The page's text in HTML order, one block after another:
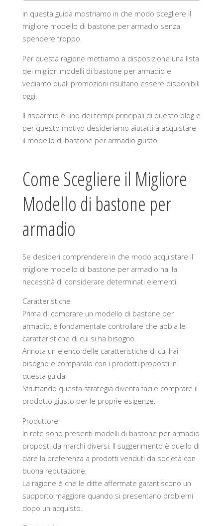
in questa guida mostriamo in che modo scegliere il
migliore modello di bastone per armadio senza
spendere troppo.
Per questa ragione mettiamo a disposizione una lista
dei migliori modelli di bastone per armadio e
vediamo quali promozioni risultano essere disponibili
oggi.
Il risparmio è uno dei tempi principali di questo blog e
per questo motivo desideriamo aiutarti a acquistare
il modello di bastone per armadio giusto.
Come Scegliere il Migliore
Modello di bastone per
armadio
Se desideri comprendere in che modo acquistare il
migliore modello di bastone per armadio hai la
necessità di considerare determinati elementi.
Caratteristiche
Prima di comprare un modello di bastone per
armadio, è fondamentale controllare che abbia le
caratteristiche di cui si ha bisogno.
Annota un elenco delle caratteristiche di cui hai
bisogno e comparalo con i prodotti proposti in
questa guida.
Sfruttando questa strategia diventa facile comprare il
prodotto giusto per le proprie esigenze.
Produttore
In rete sono presenti modelli di bastone per armadio
proposti da marchi diversi. Il suggerimento è quello di
dare la preferenza a prodotti venduti da società con
buona reputazione.
La ragione è che le ditte affermate garantiscono un
supporto maggiore quando si presentano problemi
dopo un acquisto.